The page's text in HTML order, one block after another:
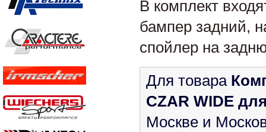
В комплект
бампер задний,
спойлер на
Для товара
CZAR WIDE
Москве и